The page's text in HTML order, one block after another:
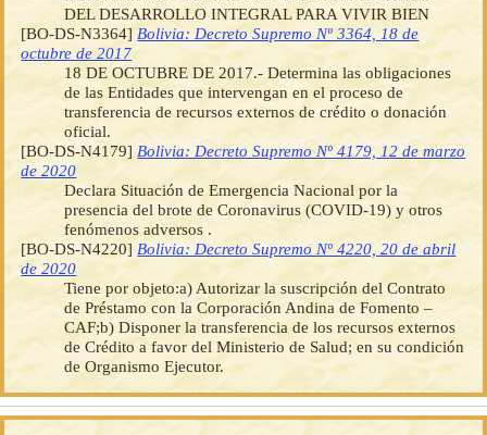
DEL DESARROLLO INTEGRAL PARA VIVIR BIEN
[BO-DS-N3364] Bolivia: Decreto Supremo Nº 3364, 18 de
octubre de 2017
18 DE OCTUBRE DE 2017.- Determina las obligaciones
de las Entidades que intervengan en el proceso de
transferencia de recursos externos de crédito o donación
oficial.
[BO-DS-N4179] Bolivia: Decreto Supremo Nº 4179, 12 de marzo
de 2020
Declara Situación de Emergencia Nacional por la
presencia del brote de Coronavirus (COVID-19) y otros
fenómenos adversos .
[BO-DS-N4220] Bolivia: Decreto Supremo Nº 4220, 20 de abril
de 2020
Tiene por objeto:a) Autorizar la suscripción del Contrato
de Préstamo con la Corporación Andina de Fomento –
CAF;b) Disponer la transferencia de los recursos externos
de Crédito a favor del Ministerio de Salud; en su condición
de Organismo Ejecutor.